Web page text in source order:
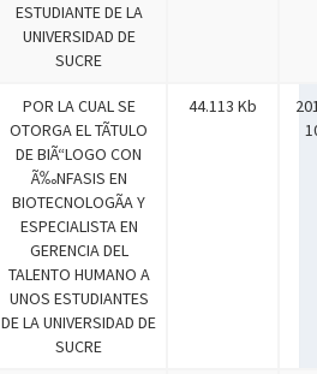
ESTUDIANTE DE LA
UNIVERSIDAD DE
SUCRE
POR LA CUAL SE
OTORGA EL TÃTULO
DE BIÃ“LOGO CON
Ã‰NFASIS EN
BIOTECNOLOGÃA Y
ESPECIALISTA EN
GERENCIA DEL
TALENTO HUMANO A
UNOS ESTUDIANTES
DE LA UNIVERSIDAD DE
SUCRE
44.113 Kb